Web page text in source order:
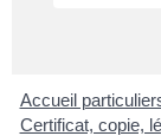
Accueil
Certificat, copie,